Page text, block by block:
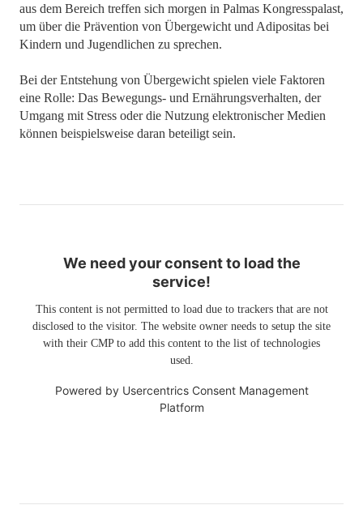
aus dem Bereich treffen sich morgen in Palmas Kongresspalast,
um über die Prävention von Übergewicht und Adipositas bei
Kindern und Jugendlichen zu sprechen.
Bei der Entstehung von Übergewicht spielen viele Faktoren
eine Rolle: Das Bewegungs- und Ernährungsverhalten, der
Umgang mit Stress oder die Nutzung elektronischer Medien
können beispielsweise daran beteiligt sein.
We need your consent to load the
service!
This content is not permitted to load due to trackers that are not
disclosed to the visitor. The website owner needs to setup the site
with their CMP to add this content to the list of technologies
used.
Powered by Usercentrics Consent Management
Platform